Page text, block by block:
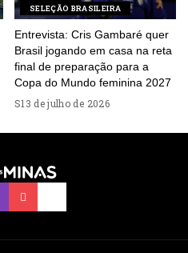
SELEÇÃO BRASILEIRA
Entrevista: Cris Gambaré quer
Brasil jogando em casa na reta
final de preparação para a
Copa do Mundo feminina 2027
13 de julho de 2026